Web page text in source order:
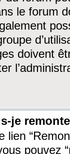
le forum
doivent
je
lien
pouvez